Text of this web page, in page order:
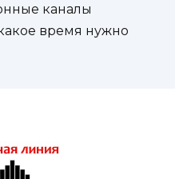
каналы
время нужно